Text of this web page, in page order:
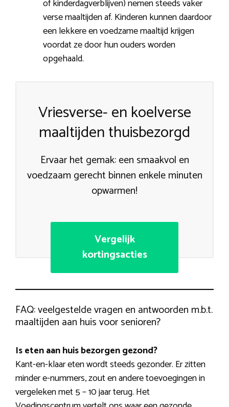
of kinderdagverblijven) nemen steeds vaker
verse maaltijden af. Kinderen kunnen daardoor
een lekkere en voedzame maaltijd krijgen
voordat ze door hun ouders worden
opgehaald.
Vriesverse- en koelverse
maaltijden thuisbezorgd
Ervaar het gemak: een smaakvol en
voedzaam gerecht binnen enkele minuten
opwarmen!
Vergelijk
kortingsacties
FAQ: veelgestelde vragen en antwoorden m.b.t.
maaltijden aan huis voor senioren?
Is eten aan huis bezorgen gezond?
Kant-en-klaar eten wordt steeds gezonder. Er zitten
minder e-nummers, zout en andere toevoegingen in
vergeleken met 5 – 10 jaar terug. Het